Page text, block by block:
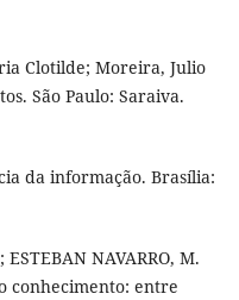
Clotilde; Moreira, Julio
São Paulo: Saraiva.
da informação. Brasília:
NAVARRO, M.
conhecimento: entre